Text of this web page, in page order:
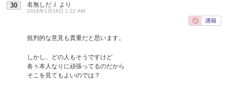
30 名無しだＪ より
2016年1月18日 1:22 AM
批判的な意見も貴重だと思います。
しかし、どの人もそうですけど
各々本人なりに頑張ってるのだから
そこを見てもよいのでは？